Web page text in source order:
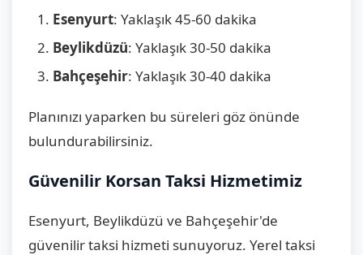
Esenyurt: Yaklaşık 45-60 dakika
Beylikdüzü: Yaklaşık 30-50 dakika
Bahçeşehir: Yaklaşık 30-40 dakika
Planınızı yaparken bu süreleri göz önünde
bulundurabilirsiniz.
Güvenilir Korsan Taksi Hizmetimiz
Esenyurt, Beylikdüzü ve Bahçeşehir'de
güvenilir taksi hizmeti sunuyoruz. Yerel taksi